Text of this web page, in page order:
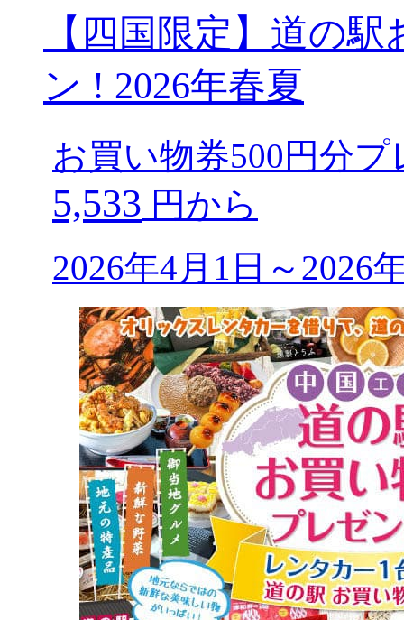
【四国限定】道の
ン ! 2026年春夏
お買い物券500円分
5,533 円から
2026年4月1日～2026